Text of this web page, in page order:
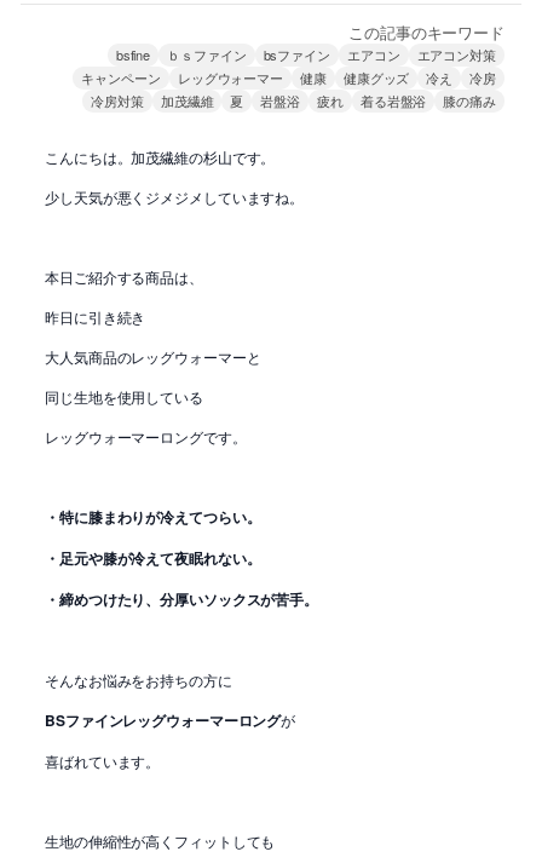
この記事のキーワード
bsfine ｂｓファイン bsファイン エアコン
エアコン対策
キャンペーン
レッグウォーマー 健康 健康グッズ 冷え
冷房
冷房対策
加茂繊維 夏 岩盤浴 疲れ 着る岩盤浴 膝の痛み
こんにちは。加茂繊維の杉山です。
少し天気が悪くジメジメしていますね。
本日ご紹介する商品は、
昨日に引き続き
大人気商品のレッグウォーマーと
同じ生地を使用している
レッグウォーマーロングです。
・特に膝まわりが冷えてつらい。
・足元や膝が冷えて夜眠れない。
・締めつけたり、分厚いソックスが苦手。
そんなお悩みをお持ちの方に
BSファインレッグウォーマーロングが
喜ばれています。
生地の伸縮性が高くフィットしても